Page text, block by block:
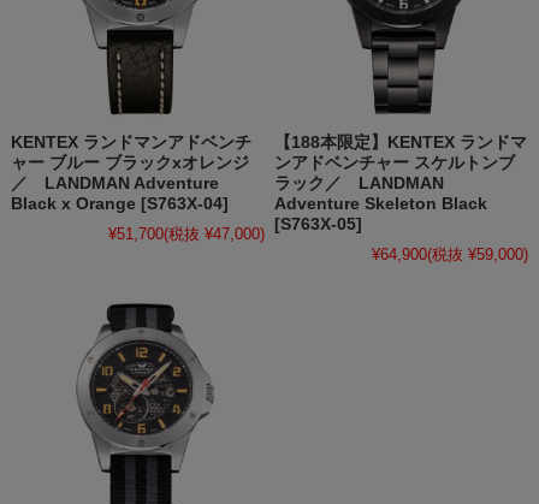
KENTEX ランドマンアドベンチ
ャー ブルー ブラックxオレンジ
／ LANDMAN Adventure
Black x Orange [S763X-04]
¥51,700(税抜 ¥47,000)
【188本限定】KENTEX ランドマ
ンアドベンチャー スケルトンブ
ラック／ LANDMAN
Adventure Skeleton Black
[S763X-05]
¥64,900(税抜 ¥59,000)